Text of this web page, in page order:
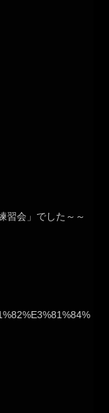
習会」でした～～